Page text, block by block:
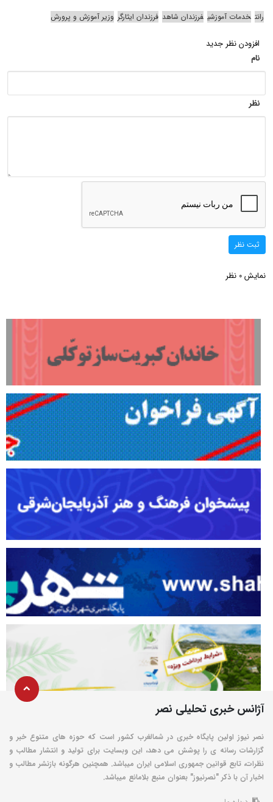
رانت خدمات آموزشی فرزندان شاهد فرزندان ایثارگر وزیر آموزش و پرورش
افزودن نظر جدید
نام
نظر
ثبت نظر
نمایش 0 نظر
آژانس خبری تحلیلی نصر
نصر نیوز اولین پایگاه خبری در شمالغرب کشور است که حوزه های متنوع خبر و
گزارشات رسانه ی را پوشش می دهد، این وبسایت برای تولید و انتشار مطالب و
نظرات، تابع قوانین جمهوری اسلامی ایران میباشد. همچنین هرگونه بازنشر مطالب و
اخبار آن با ذکر "نصرنیوز" بعنوان منبع بلامانع میباشد.